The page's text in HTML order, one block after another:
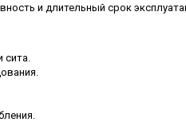
и длительный срок